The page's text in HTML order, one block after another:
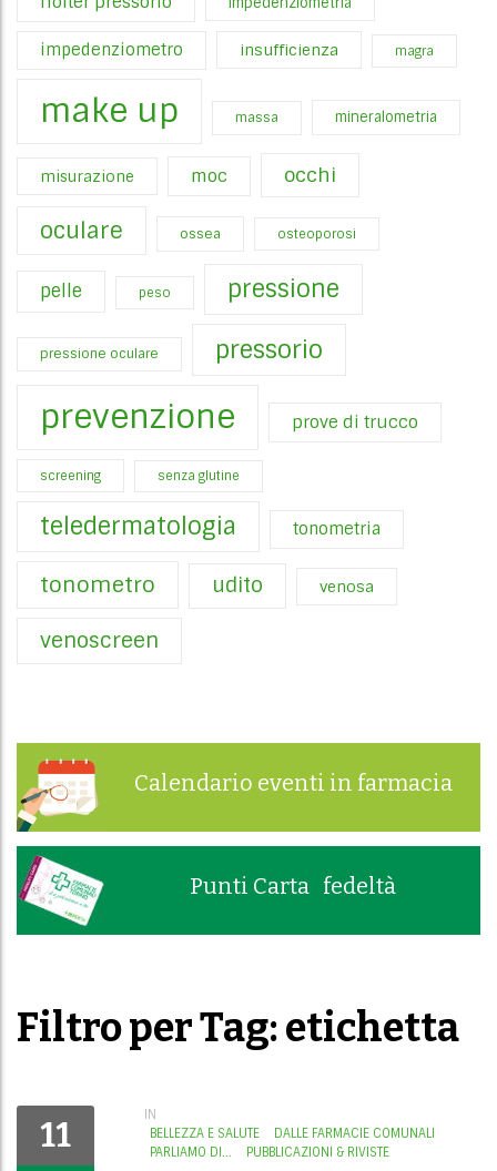
impedenziometro insufficienza magra
make up massa mineralometria
misurazione moc occhi
oculare ossea osteoporosi
pelle peso pressione
pressione oculare pressorio
prevenzione prove di trucco
screening senza glutine
teledermatologia tonometria
tonometro udito venosa
venoscreen
Calendario eventi in farmacia
Punti Carta fedeltà
Filtro per Tag: etichetta
11
IN
BELLEZZA E SALUTE
DALLE FARMACIE COMUNALI
PARLIAMO DI...
PUBBLICAZIONI & RIVISTE